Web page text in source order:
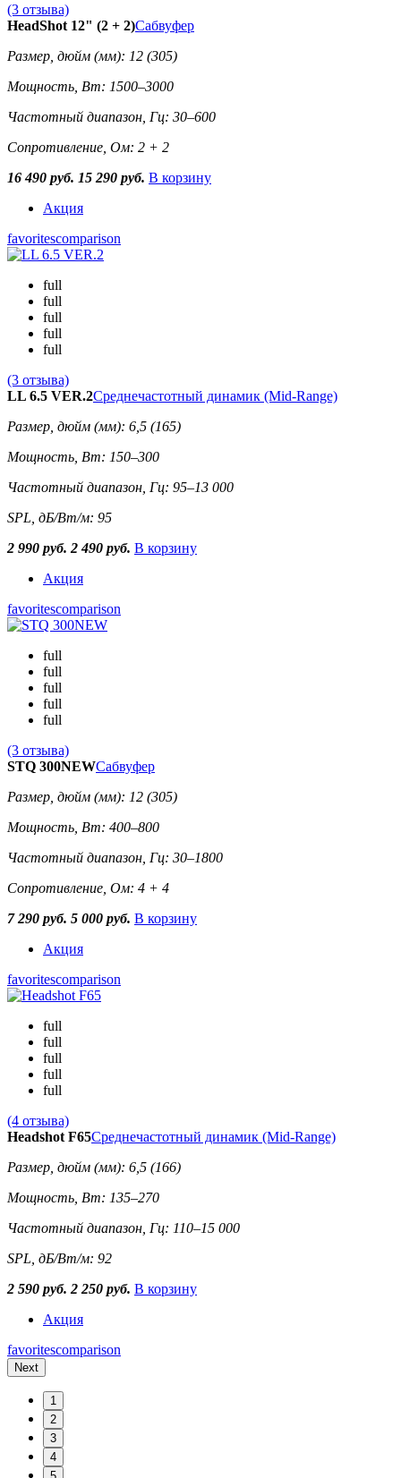
(3 отзыва)
HeadShot 12" (2 + 2)Сабвуфер
Размер, дюйм (мм): 12 (305)
Мощность, Вт: 1500–3000
Частотный диапазон, Гц: 30–600
Сопротивление, Ом: 2 + 2
16 490 руб. 15 290 руб. В корзину
Акция
favoritescomparison
full
full
full
full
full
(3 отзыва)
LL 6.5 VER.2Среднечастотный динамик (Mid-Range)
Размер, дюйм (мм): 6,5 (165)
Мощность, Вт: 150–300
Частотный диапазон, Гц: 95–13 000
SPL, дБ/Вт/м: 95
2 990 руб. 2 490 руб. В корзину
Акция
favoritescomparison
full
full
full
full
full
(3 отзыва)
STQ 300NEWСабвуфер
Размер, дюйм (мм): 12 (305)
Мощность, Вт: 400–800
Частотный диапазон, Гц: 30–1800
Сопротивление, Ом: 4 + 4
7 290 руб. 5 000 руб. В корзину
Акция
favoritescomparison
full
full
full
full
full
(4 отзыва)
Headshot F65Среднечастотный динамик (Mid-Range)
Размер, дюйм (мм): 6,5 (166)
Мощность, Вт: 135–270
Частотный диапазон, Гц: 110–15 000
SPL, дБ/Вт/м: 92
2 590 руб. 2 250 руб. В корзину
Акция
favoritescomparison
Next
1
2
3
4